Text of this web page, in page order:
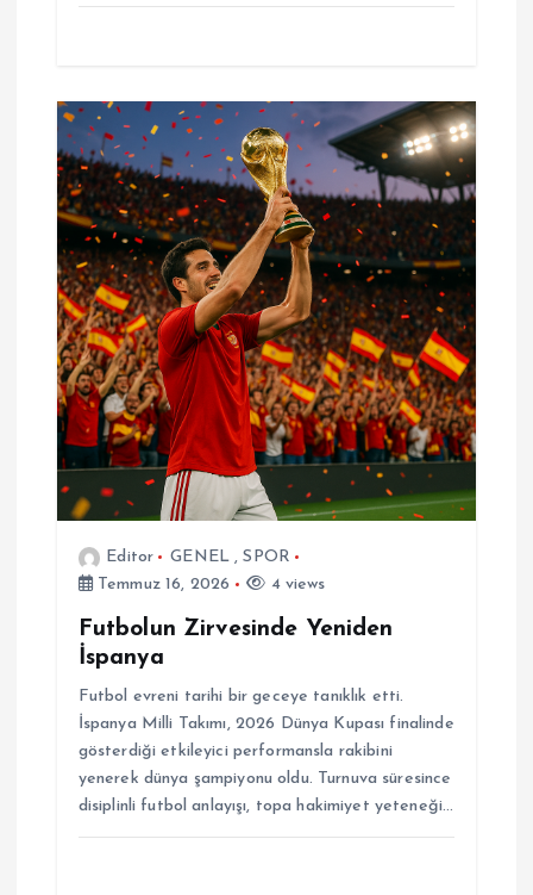
Editor GENEL,SPOR
Temmuz 16, 2026
4 views
Futbolun Zirvesinde Yeniden
İspanya
Futbol evreni tarihi bir geceye tanıklık etti.
İspanya Milli Takımı, 2026 Dünya Kupası finalinde
gösterdiği etkileyici performansla rakibini
yenerek dünya şampiyonu oldu. Turnuva süresince
disiplinli futbol anlayışı, topa hakimiyet yeteneği…